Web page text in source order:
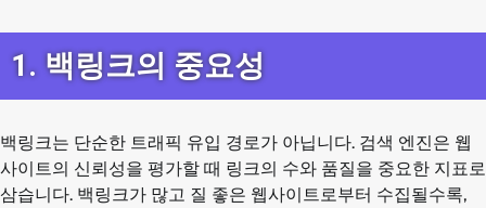
1. 백링크의 중요성
백링크는 단순한 트래픽 유입 경로가 아닙니다. 검색 엔진은 웹
사이트의 신뢰성을 평가할 때 링크의 수와 품질을 중요한 지표로
삼습니다. 백링크가 많고 질 좋은 웹사이트로부터 수집될수록,